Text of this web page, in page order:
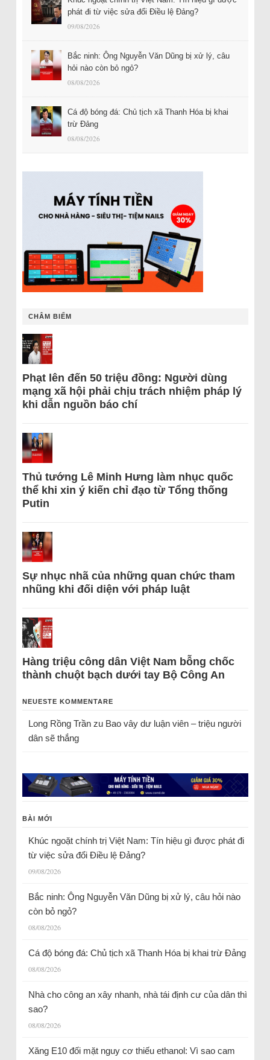
phát đi từ việc sửa đổi Điều lệ Đảng?
09/08/2026
Bắc ninh: Ông Nguyễn Văn Dũng bị xử lý, câu
hỏi nào còn bỏ ngỏ?
08/08/2026
Cá độ bóng đá: Chủ tịch xã Thanh Hóa bị khai
trừ Đảng
08/08/2026
CHÂM BIẾM
Phạt lên đến 50 triệu đồng: Người dùng
mạng xã hội phải chịu trách nhiệm pháp lý
khi dẫn nguồn báo chí
Thủ tướng Lê Minh Hưng làm nhục quốc
thể khi xin ý kiến chỉ đạo từ Tổng thống
Putin
Sự nhục nhã của những quan chức tham
nhũng khi đối diện với pháp luật
Hàng triệu công dân Việt Nam bỗng chốc
thành chuột bạch dưới tay Bộ Công An
NEUESTE KOMMENTARE
Long Rồng Trầnzu Bao vây dư luận viên – triệu người
dân sẽ thắng
BÀI MỚI
Khúc ngoặt chính trị Việt Nam: Tín hiệu gì được phát đi
từ việc sửa đổi Điều lệ Đảng?
09/08/2026
Bắc ninh: Ông Nguyễn Văn Dũng bị xử lý, câu hỏi nào
còn bỏ ngỏ?
08/08/2026
Cá độ bóng đá: Chủ tịch xã Thanh Hóa bị khai trừ Đảng
08/08/2026
Nhà cho công an xây nhanh, nhà tái định cư của dân thì
sao?
08/08/2026
Xăng E10 đối mặt nguy cơ thiếu ethanol: Vì sao cam